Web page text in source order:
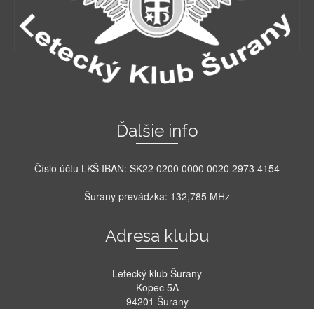
Ďalšie info
Číslo účtu LKŠ IBAN: SK22 0200 0000 0020 2973 4154
Šurany prevádzka: 132,785 MHz
Adresa klubu
Letecký klub Šurany
Kopec 5A
94201 Šurany